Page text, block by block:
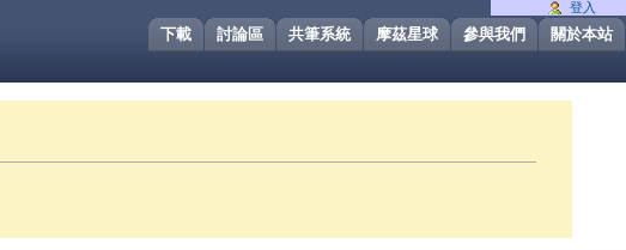
關於本站
參與我們
摩茲星球
共筆系統
討論區
下載
登入